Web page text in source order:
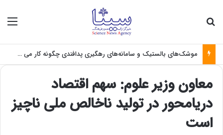
موشک‌های بالستیک و سامانه‌های رهگیری پدافندی چگونه کار می کنند؟
معاون وزیر علوم: سهم اقتصاد
دریامحور در تولید ناخالص ملی ناچیز
است